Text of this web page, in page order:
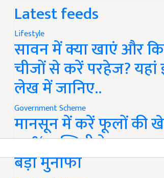
Latest feeds
Lifestyle
सावन में क्या खाएं और
चीजों से करें परहेज?
लेख में जानिए..
Government Scheme
मानसून में करें फूलों की
50% सब्सिडी के साथ
बड़ा मुनाफा